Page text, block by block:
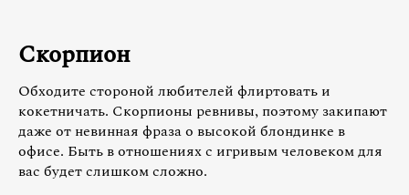
Скорпион
Обходите стороной любителей флиртовать и
кокетничать. Скорпионы ревнивы, поэтому закипают
даже от невинная фраза о высокой блондинке в
офисе. Быть в отношениях с игривым человеком для
вас будет слишком сложно.